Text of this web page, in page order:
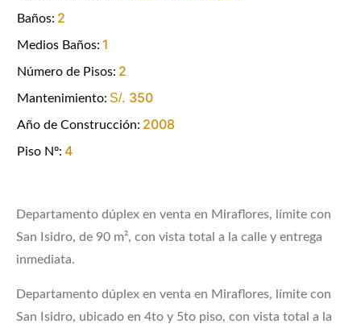
Baños: 2
Medios Baños: 1
Número de Pisos: 2
Mantenimiento: S/. 350
Año de Construcción: 2008
Piso Nº: 4
Departamento dúplex en venta en Miraflores, límite con
San Isidro, de 90 m², con vista total a la calle y entrega
inmediata.
Departamento dúplex en venta en Miraflores, límite con
San Isidro, ubicado en 4to y 5to piso, con vista total a la